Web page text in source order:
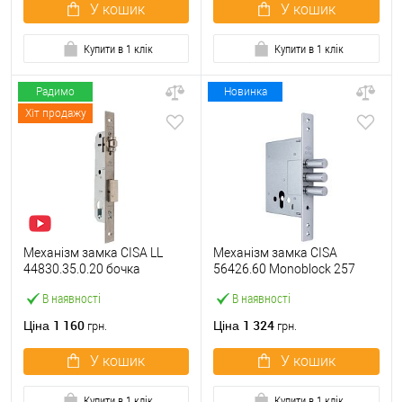
У кошик
Купити в 1 клік
У кошик
Купити в 1 клік
Радимо
Хіт продажу
В наявності
Механізм замка CISA LL
44830.35.0.20 бочка
нержавіюча сталь
Ціна 1 160 грн.
У кошик
Новинка
В наявності
Механізм замка CISA
56426.60 Monoblock 257
Ціна 1 324 грн.
У кошик